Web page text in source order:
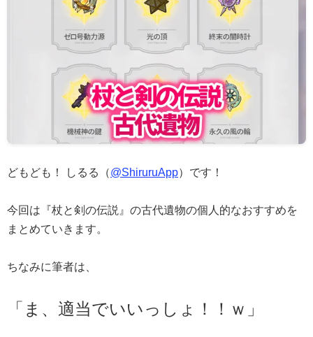
どもども！ しるる（@ShiruruApp）です！
今回は『杖と剣の伝説』の古代遺物の個人的なおすすめを
まとめていきます。
ちなみに筆者は、
「ま、適当でいいっしょ！！ｗ」